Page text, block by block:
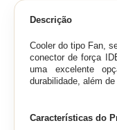
Descrição
Cooler do tipo Fan,
conector de força
uma excelente
durabilidade, além
Características do